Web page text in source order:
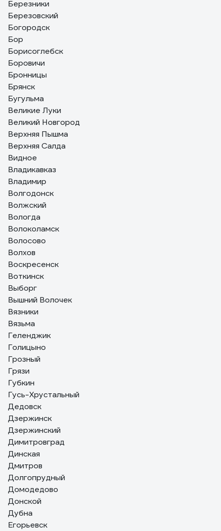
Березники
Березовский
Богородск
Бор
Борисоглебск
Боровичи
Бронницы
Брянск
Бугульма
Великие Луки
Великий Новгород
Верхняя Пышма
Верхняя Салда
Видное
Владикавказ
Владимир
Волгодонск
Волжский
Вологда
Волоколамск
Волосово
Волхов
Воскресенск
Воткинск
Выборг
Вышний Волочек
Вязники
Вязьма
Геленджик
Голицыно
Грозный
Грязи
Губкин
Гусь-Хрустальный
Дедовск
Дзержинск
Дзержинский
Димитровград
Динская
Дмитров
Долгопрудный
Домодедово
Донской
Дубна
Егорьевск